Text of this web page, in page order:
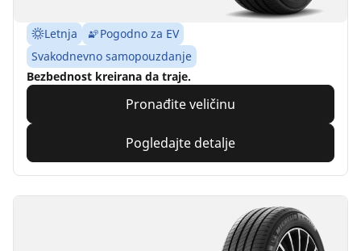
Letnja
Pogodno za EV
Svakodnevno samopouzdanje
Bezbednost kreirana da traje.
Pronađite veličinu
Pogledajte detalje